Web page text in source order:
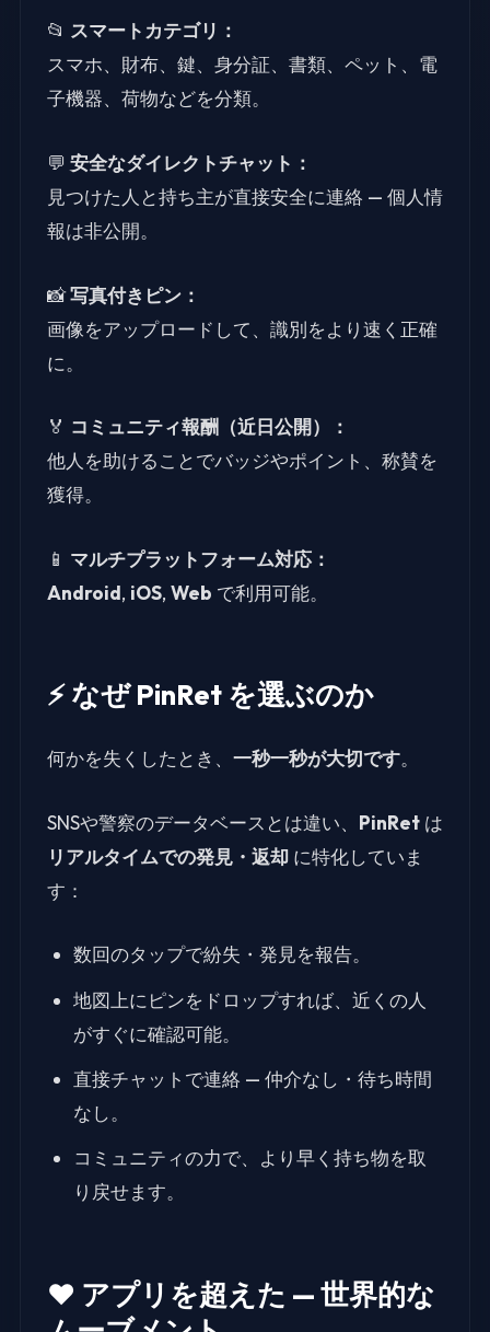
📂 スマートカテゴリ：
スマホ、財布、鍵、身分証、書類、ペット、電
子機器、荷物などを分類。
💬 安全なダイレクトチャット：
見つけた人と持ち主が直接安全に連絡 — 個人情
報は非公開。
📸写真付きピン：
画像をアップロードして、識別をより速く正確
に。
🏅 コミュニティ報酬（近日公開）：
他人を助けることでバッジやポイント、称賛を
獲得。
📱 マルチプラットフォーム対応：
Android, iOS, Web で利用可能。
⚡ なぜ PinRet を選ぶのか
何かを失くしたとき、 一秒一秒が大切です。
SNSや警察のデータベースとは違い、 PinRetは
リアルタイムでの発見・返却に特化していま
す：
数回のタップで紛失・発見を報告。
地図上にピンをドロップすれば、近くの人
がすぐに確認可能。
直接チャットで連絡 — 仲介なし・待ち時間
なし。
コミュニティの力で、より早く持ち物を取
り戻せます。
❤️ アプリを超えた — 世界的な